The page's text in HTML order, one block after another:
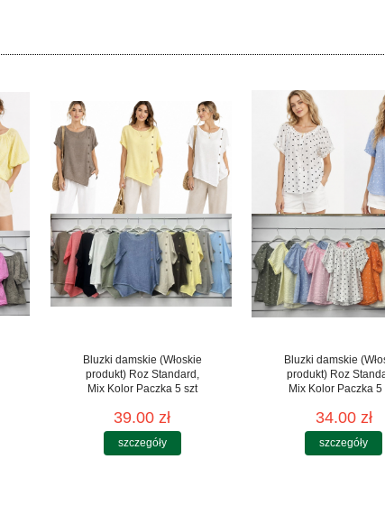
Bluzki damskie (Włoskie
produkt) Roz Standard,
Mix Kolor Paczka 5 szt
39.00 zł
szczegóły
Bluzki damskie
produkt) Roz
Mix Kolor Paczka 5
34.00 zł
szczegóły